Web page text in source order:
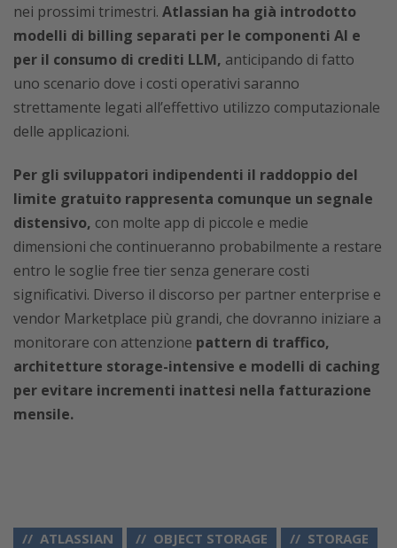
nei prossimi trimestri. Atlassian ha già introdotto
modelli di billing separati per le componenti AI e
per il consumo di crediti LLM, anticipando di fatto
uno scenario dove i costi operativi saranno
strettamente legati all’effettivo utilizzo computazionale
delle applicazioni.
Per gli sviluppatori indipendenti il raddoppio del
limite gratuito rappresenta comunque un segnale
distensivo, con molte app di piccole e medie
dimensioni che continueranno probabilmente a restare
entro le soglie free tier senza generare costi
significativi. Diverso il discorso per partner enterprise e
vendor Marketplace più grandi, che dovranno iniziare a
monitorare con attenzione pattern di traffico,
architetture storage-intensive e modelli di caching
per evitare incrementi inattesi nella fatturazione
mensile.
ATLASSIAN OBJECT STORAGE STORAGE